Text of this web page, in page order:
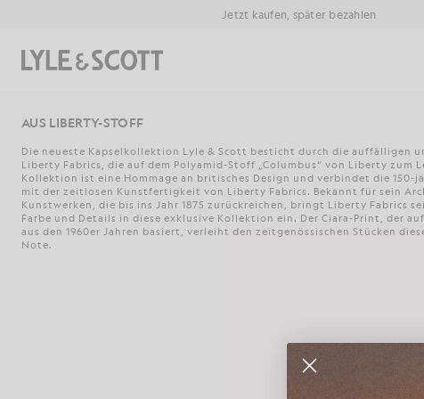
Jetzt kaufen, später bezahlen
Suchen
AUS LIBERTY-STOFF
Die neueste Kapselkollektion Lyle & Scott besticht durch die auffälligen
Liberty Fabrics, die auf dem Polyamid-Stoff „Columbus“ von Liberty zum
Kollektion ist eine Hommage an britisches Design und verbindet die 150-
mit der zeitlosen Kunstfertigkeit von Liberty Fabrics. Bekannt für sein
Kunstwerken, die bis ins Jahr 1875 zurückreichen, bringt Liberty Fabrics
Farbe und Details in diese exklusive Kollektion ein. Der Ciara-Print, der
aus den 1960er Jahren basiert, verleiht den zeitgenössischen Stücken
Note.